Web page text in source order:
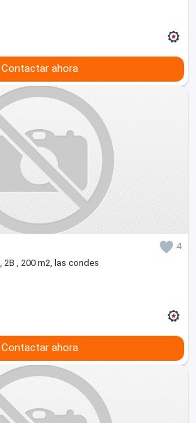
Contactar ahora
4
Amplia Casa 2 pisos, 4 D , 2B , 200 m2, las condes
Contactar ahora